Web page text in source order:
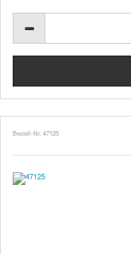
Bestell-Nr. 47125